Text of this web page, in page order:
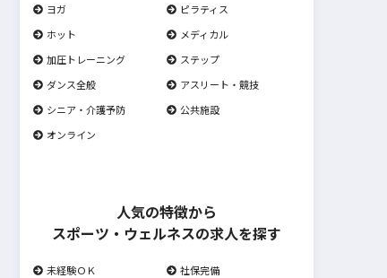
ヨガ
ピラティス
ホット
メディカル
加圧トレーニング
ステップ
ダンス全般
アスリート・競技
シニア・介護予防
公共施設
オンライン
人気の特徴から
スポーツ・ウェルネスの求人を探す
未経験ＯＫ
社保完備